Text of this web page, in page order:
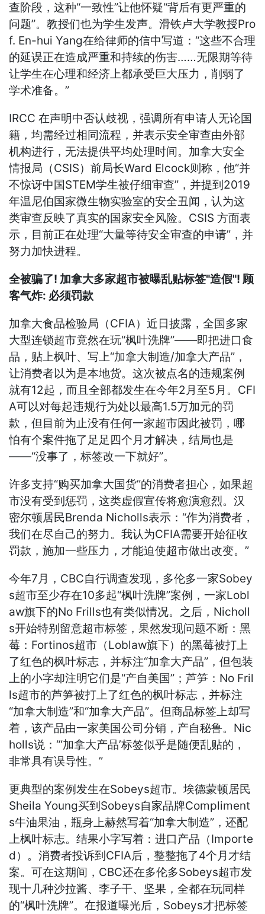
查阶段，这种“一致性”让他怀疑“背后有更严重的
问题”。教授们也为学生发声。滑铁卢大学教授Pro
f. En-hui Yang在给律师的信中写道：“这些不合理
的延误正在造成严重和持续的伤害……无限期等待
让学生在心理和经济上都承受巨大压力，削弱了
学术准备。”
IRCC 在声明中否认歧视，强调所有申请人无论国
籍，均需经过相同流程，并表示安全审查由外部
机构进行，无法提供平均处理时间。加拿大安全
情报局（CSIS）前局长Ward Elcock则称，他“并
不惊讶中国STEM学生被仔细审查”，并提到2019
年温尼伯国家微生物实验室的安全丑闻，认为这
类审查反映了真实的国家安全风险。CSIS 方面表
示，目前正在处理“大量等待安全审查的申请”，并
努力加快进程。
全被骗了! 加拿大多家超市被曝乱贴标签"造假"! 顾
客气炸: 必须罚款
加拿大食品检验局（CFIA）近日披露，全国多家
大型连锁超市竟然在玩“枫叶洗牌”——即把进口食
品，贴上枫叶、写上“加拿大制造/加拿大产品”，
让消费者以为是本地货。这次被点名的违规案例
就有12起，而且全部都发生在今年2月至5月。CFI
A可以对每起违规行为处以最高1.5万加元的罚
款，但目前为止没有任何一家超市因此被罚，哪
怕有个案件拖了足足四个月才解决，结局也是
——“没事了，标签改一下就好”。
许多支持“购买加拿大国货”的消费者担心，如果超
市没有受到惩罚，这类虚假宣传将愈演愈烈。汉
密尔顿居民Brenda Nicholls表示：“作为消费者，
我们在尽自己的努力。我认为CFIA需要开始征收
罚款，施加一些压力，才能迫使超市做出改变。”
今年7月，CBC自行调查发现，多伦多一家Sobey
s超市至少存在10多起“枫叶洗牌”案例，一家Lobl
aw旗下的No Frills也有类似情况。之后，Nicholl
s开始特别留意超市标签，果然发现问题不断：黑
莓：Fortinos超市（Loblaw旗下）的黑莓被打上
了红色的枫叶标志，并标注“加拿大产品”，但包装
上的小字却注明它们是“产自美国”；芦笋：No Fril
ls超市的芦笋被打上了红色的枫叶标志，并标注
“加拿大制造”和“加拿大产品”。但商品标签上却写
着，该产品由一家美国公司分销，产自秘鲁。Nic
holls说：“‘加拿大产品’标签似乎是随便乱贴的，
非常具有误导性。”
更典型的案例发生在Sobeys超市。埃德蒙顿居民
Sheila Young买到Sobeys自家品牌Compliment
s牛油果油，瓶身上赫然写着“加拿大制造”，还配
上枫叶标志。结果小字写着：进口产品（Importe
d）。消费者投诉到CFIA后，整整拖了4个月才结
案。可在这期间，CBC还在多伦多Sobeys超市发
现十几种沙拉酱、李子干、坚果，全都在玩同样
的“枫叶洗牌”。在报道曝光后，Sobeys才把标签